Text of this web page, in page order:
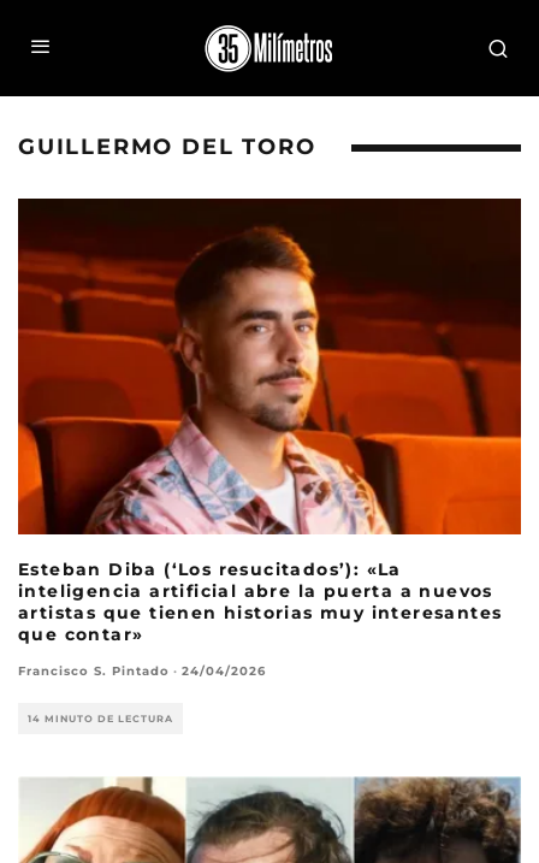
GUILLERMO DEL TORO
Esteban Diba (‘Los resucitados’): «La
inteligencia artificial abre la puerta a nuevos
artistas que tienen historias muy interesantes
que contar»
Francisco S. Pintado · 24/04/2026
14 MINUTO DE LECTURA